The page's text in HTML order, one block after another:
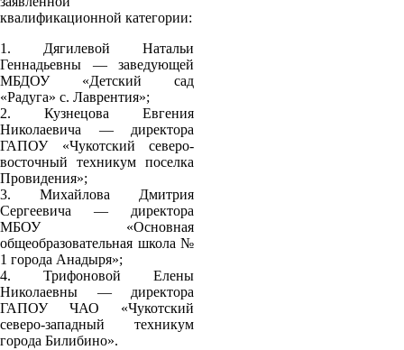
квалификационной категории:
1. Дягилевой Натальи
Геннадьевны — заведующей
МБДОУ «Детский сад
«Радуга» с. Лаврентия»;
2. Кузнецова Евгения
Николаевича — директора
ГАПОУ «Чукотский северо-
восточный техникум поселка
Провидения»;
3. Михайлова Дмитрия
Сергеевича — директора
МБОУ «Основная
общеобразовательная школа №
1 города Анадыря»;
4. Трифоновой Елены
Николаевны — директора
ГАПОУ ЧАО «Чукотский
северо-западный техникум
города Билибино».